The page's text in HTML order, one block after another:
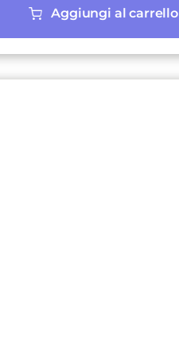
Aggiungi al carrello